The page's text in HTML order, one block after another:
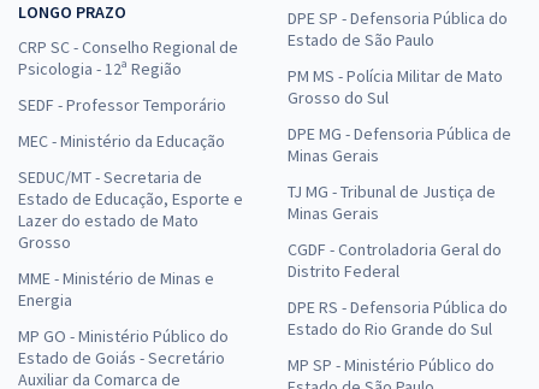
LONGO PRAZO
CRP SC - Conselho Regional de
Psicologia - 12ª Região
SEDF - Professor Temporário
MEC - Ministério da Educação
SEDUC/MT - Secretaria de
Estado de Educação, Esporte e
Lazer do estado de Mato
Grosso
MME - Ministério de Minas e
Energia
MP GO - Ministério Público do
Estado de Goiás - Secretário
Auxiliar da Comarca de
DPE SP - Defensoria Pública do
Estado de São Paulo
PM MS - Polícia Militar de Mato
Grosso do Sul
DPE MG - Defensoria Pública de
Minas Gerais
TJ MG - Tribunal de Justiça de
Minas Gerais
CGDF - Controladoria Geral do
Distrito Federal
DPE RS - Defensoria Pública do
Estado do Rio Grande do Sul
MP SP - Ministério Público do